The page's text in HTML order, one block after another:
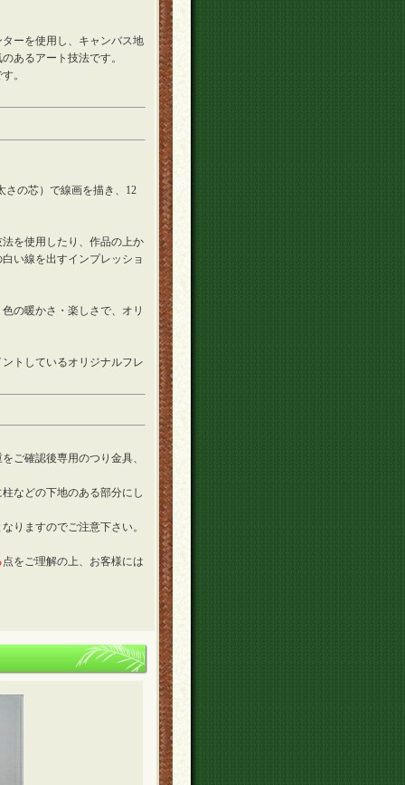
ーを使用し、キャンバス地
あるアート技法です。
。
さの芯）で線画を描き、12
を使用したり、作品の上か
い線を出すインプレッショ
の暖かさ・楽しさで、オリ
トしているオリジナルフレ
ご確認後専用のつり金具、
などの下地のある部分にし
りますのでご注意下さい。
点をご理解の上、お客様には